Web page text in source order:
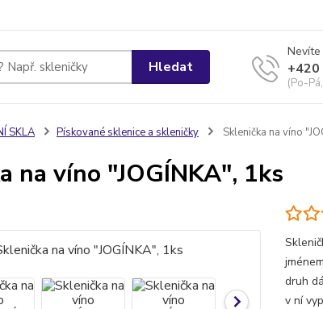
Hledat
Nevíte
(Po-
SKLA Pískované sklenice a skleničky Sklenička na víno
na víno "JOGÍNKA", 1ks
druh
v ní